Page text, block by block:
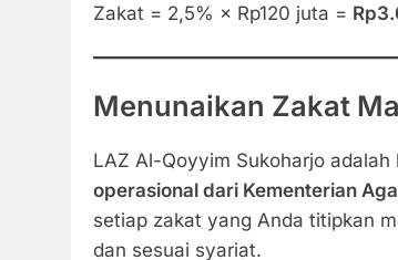
Zakat = 2,5% × Rp120 juta =
Menunaikan Zakat
LAZ Al-Qoyyim Sukoharjo
operasional dari Kementerian
setiap zakat yang Anda titipkan
dan sesuai syariat.